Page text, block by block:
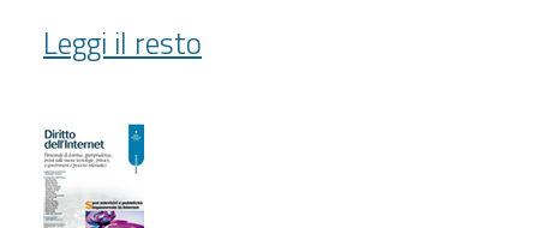
Il
diritto
e
dell'informatica
(1985-
Leggi il resto